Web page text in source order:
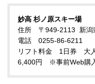
妙高 杉ノ原スキー場
住所 〒949-2113 新潟
電話 0255-86-6211
リフト料金 1日券 大人
6,400円 ※事前Web購